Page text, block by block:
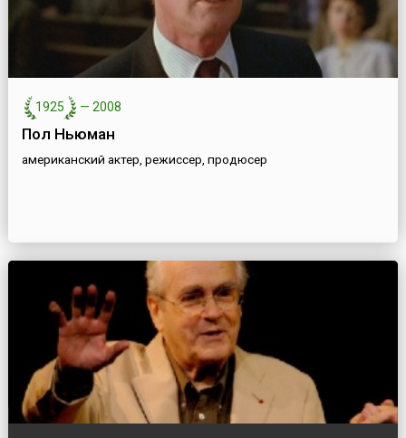
1925 — 2008
Пол Ньюман
американский актер, режиссер, продюсер